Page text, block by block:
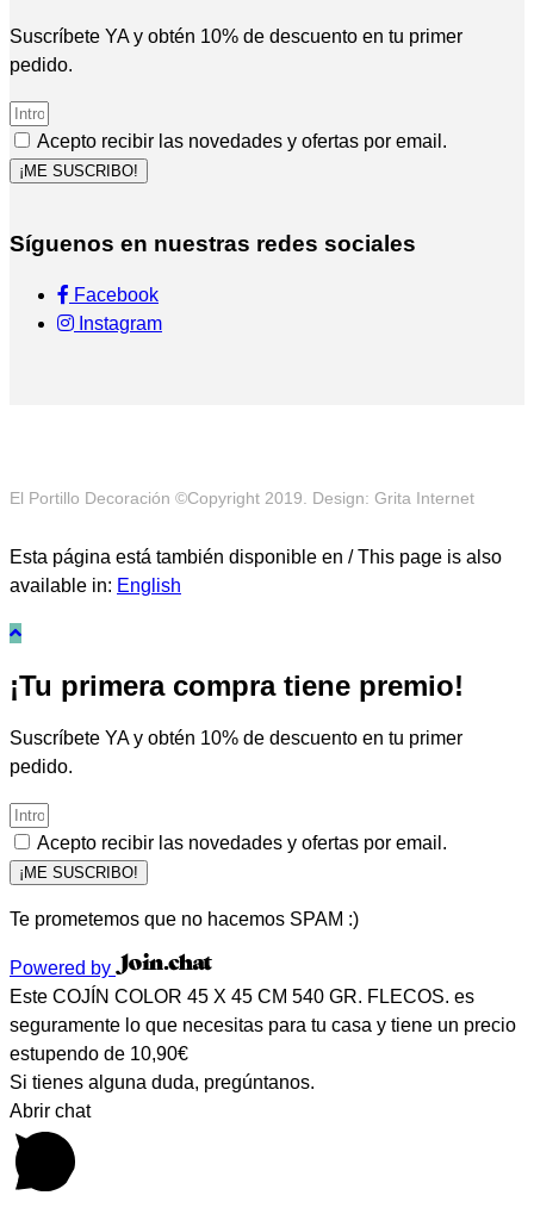
Suscríbete YA y obtén 10% de descuento en tu primer
pedido.
Acepto recibir las novedades y ofertas por email.
¡ME SUSCRIBO!
Síguenos en nuestras redes sociales
Facebook
Instagram
El Portillo Decoración ©Copyright 2019. Design: Grita Internet
Esta página está también disponible en / This page is also
available in: English
¡Tu primera compra tiene premio!
Suscríbete YA y obtén 10% de descuento en tu primer
pedido.
Acepto recibir las novedades y ofertas por email.
¡ME SUSCRIBO!
Te prometemos que no hacemos SPAM :)
Powered by
Este COJÍN COLOR 45 X 45 CM 540 GR. FLECOS. es
seguramente lo que necesitas para tu casa y tiene un precio
estupendo de 10,90€
Si tienes alguna duda, pregúntanos.
Abrir chat